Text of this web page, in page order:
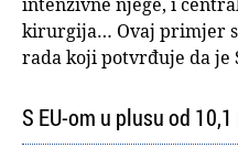
kirurgija… Ovaj primjer
rada koji potvrđuje da je
S EU-om u plusu od